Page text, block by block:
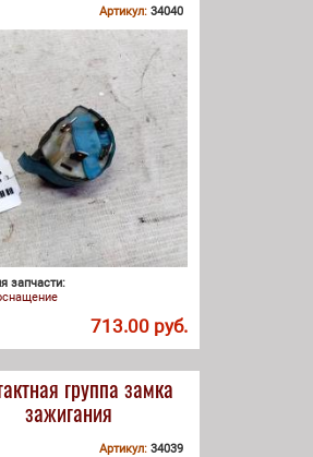
Артикул: 34040
запчасти:
713.00 руб.
группа замка
зажигания
Артикул: 34039